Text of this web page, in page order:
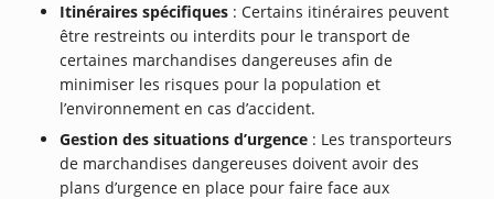
Itinéraires spécifiques : Certains itinéraires peuvent
être restreints ou interdits pour le transport de
certaines marchandises dangereuses afin de
minimiser les risques pour la population et
l’environnement en cas d’accident.
Gestion des situations d’urgence : Les transporteurs
de marchandises dangereuses doivent avoir des
plans d’urgence en place pour faire face aux